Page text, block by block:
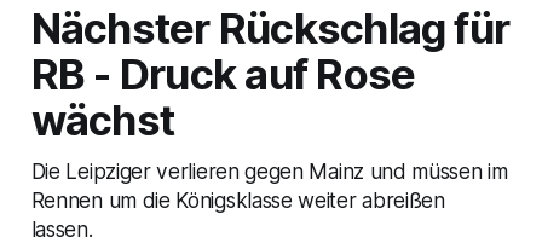
Nächster Rückschlag für
RB - Druck auf Rose
wächst
Die Leipziger verlieren gegen Mainz und müssen im
Rennen um die Königsklasse weiter abreißen
lassen.